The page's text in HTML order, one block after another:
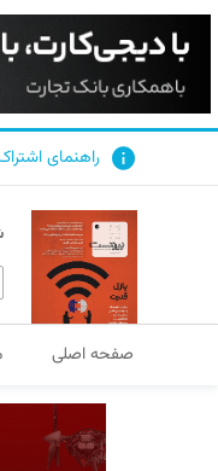
راهنمای
صفحه اصلی